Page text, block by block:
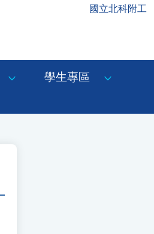
國立北科附工
學生專區